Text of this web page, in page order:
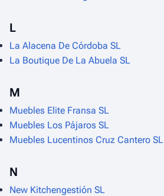
L
La Alacena De Córdoba SL
La Boutique De La Abuela SL
M
Muebles Elite Fransa SL
Muebles Los Pájaros SL
Muebles Lucentinos Cruz Cantero SL
N
New Kitchengestión SL